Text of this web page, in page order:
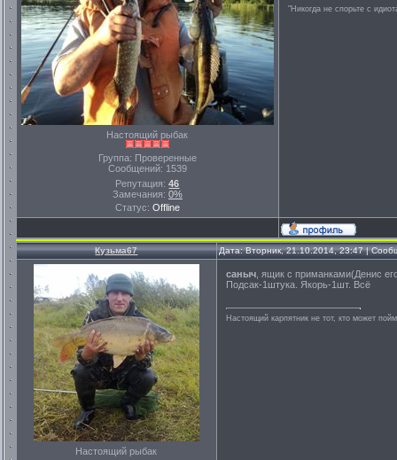
Настоящий рыбак
Группа: Проверенные
Сообщений: 1539
Репутация:46
Замечания: 0%
Статус: Offline
"Никогда не спорьте с
Кузьма67 Дата: Вторник, 21.10.2014, 23:47 |
Настоящий рыбак
саныч , ящик с приманками(Денис
Подсак-1штука. Якорь-1шт. Всё
Настоящий карпятник не тот, кто может